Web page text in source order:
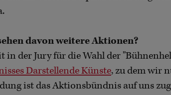
davon weitere Aktionen?
der Jury für die Wahl der
Darstellende Künste, zu dem wir
ist das Aktionsbündnis auf uns